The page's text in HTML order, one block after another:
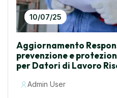
10/07/25
Aggiornamento
prevenzione e
per Datori di Lavoro
Admin User